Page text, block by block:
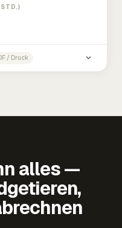
/ Druck
alles —